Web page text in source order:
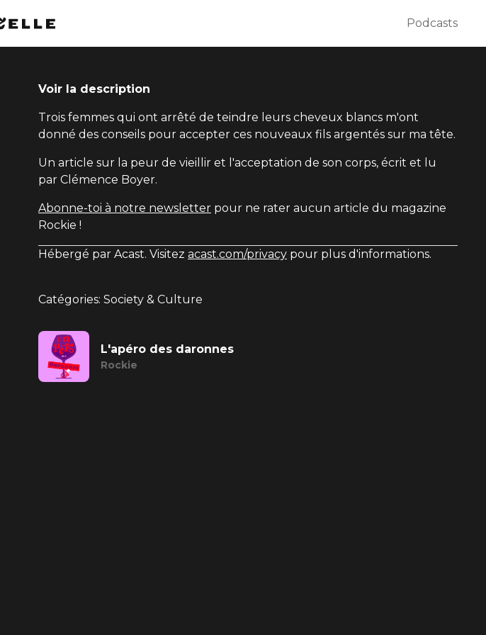
Podcasts
Voir la description
Trois femmes qui ont arrêté de teindre leurs cheveux blancs m'ont
donné des conseils pour accepter ces nouveaux fils argentés sur ma tête.
Un article sur la peur de vieillir et l'acceptation de son corps, écrit et lu
par Clémence Boyer.
Abonne-toi à notre newsletter pour ne rater aucun article du magazine
Rockie !
Hébergé par Acast. Visitez acast.com/privacy pour plus d'informations.
Catégories: Society & Culture
L'apéro des daronnes
Rockie